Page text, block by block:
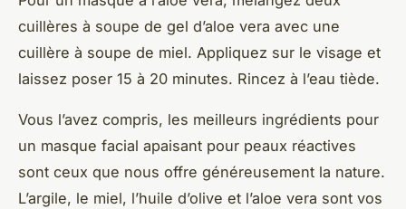
cuillères à soupe de gel d’aloe vera avec une
cuillère à soupe de miel. Appliquez sur le visage et
laissez poser 15 à 20 minutes. Rincez à l’eau tiède.
Vous l’avez compris, les meilleurs ingrédients pour
un masque facial apaisant pour peaux réactives
sont ceux que nous offre généreusement la nature.
L’argile, le miel, l’huile d’olive et l’aloe vera sont vos